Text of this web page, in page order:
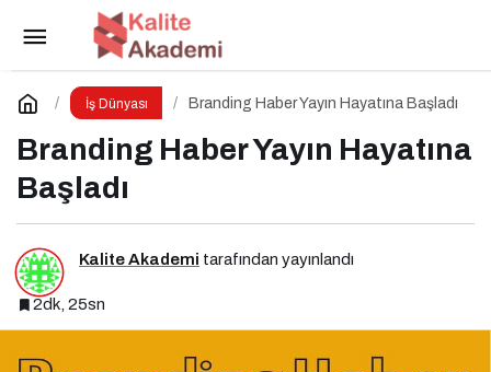
İş Dünyası Branding Haber Yayın Hayatına Başladı
Branding Haber Yayın Hayatına
Başladı
Kalite Akademi tarafından yayınlandı
2dk, 25sn
Digital Impact Ankara Zirvesi 2025 İçin Geri
Sayım!
Yorum Yap